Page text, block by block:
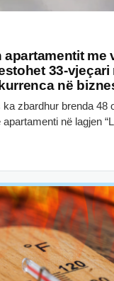
apartamentit me
33-vjeçari
në
ka zbardhur brenda 48
në lagjen